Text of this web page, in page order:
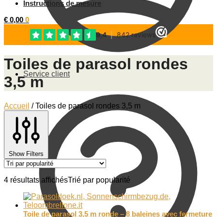
Service client
Instructions de mesure
€ 0,00 0
Toiles de parasol rondes
3,5 m
Accueil /Toiles de parasol rondes 3,5 m
Show Filters
4 résultats affichésTrié par popularité
Toile de parasol 3,5 m ronde – 8 baleines avec fermeture